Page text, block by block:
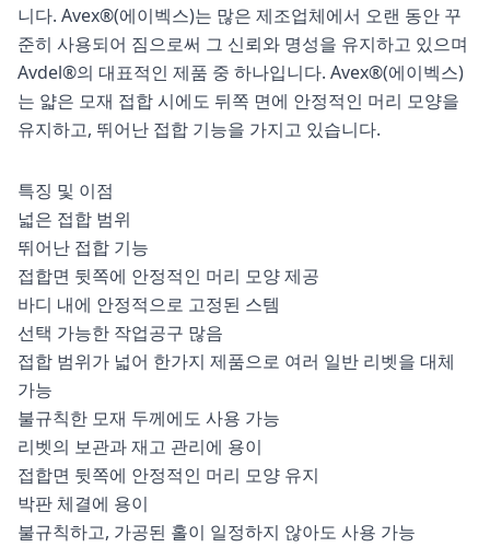
니다. Avex®(에이벡스)는 많은 제조업체에서 오랜 동안 꾸
준히 사용되어 짐으로써 그 신뢰와 명성을 유지하고 있으며
Avdel®의 대표적인 제품 중 하나입니다. Avex®(에이벡스)
는 얇은 모재 접합 시에도 뒤쪽 면에 안정적인 머리 모양을
유지하고, 뛰어난 접합 기능을 가지고 있습니다.
특징 및 이점
넓은 접합 범위
뛰어난 접합 기능
접합면 뒷쪽에 안정적인 머리 모양 제공
바디 내에 안정적으로 고정된 스템
선택 가능한 작업공구 많음
접합 범위가 넓어 한가지 제품으로 여러 일반 리벳을 대체
가능
불규칙한 모재 두께에도 사용 가능
리벳의 보관과 재고 관리에 용이
접합면 뒷쪽에 안정적인 머리 모양 유지
박판 체결에 용이
불규칙하고, 가공된 홀이 일정하지 않아도 사용 가능